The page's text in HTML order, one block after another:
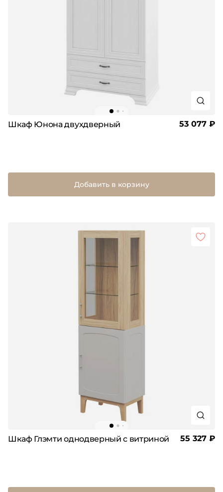
Шкаф Юнона двухдверный 53 077 ₽
Добавить в корзину
Шкаф Глэмти однодверный с витриной 55 327 ₽